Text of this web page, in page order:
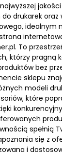
drukarek
idealnym
To
którzy pragną
bez
sklepu
modeli
które
spełnią
się z
i